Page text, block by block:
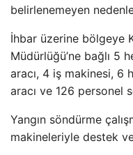
belirlenemeyen
İhbar üzerine bölgeye
Müdürlüğü’ne bağlı 5
aracı, 4 iş makinesi, 6
aracı ve 126 personel
Yangın söndürme çal
makineleriyle destek